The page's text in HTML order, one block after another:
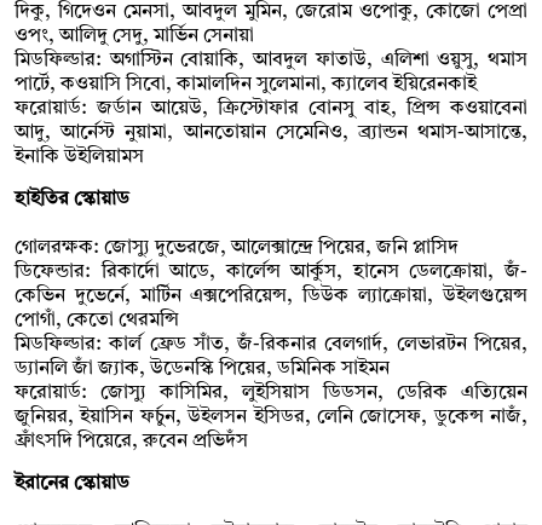
দিকু, গিদেওন মেনসা, আবদুল মুমিন, জেরোম ওপোকু, কোজো পেপ্রা
ওপং, আলিদু সেদু, মার্ভিন সেনায়া
মিডফিল্ডার: অগাস্টিন বোয়াকি, আবদুল ফাতাউ, এলিশা ওয়ুসু, থমাস
পার্টে, কওয়াসি সিবো, কামালদিন সুলেমানা, ক্যালেব ইয়িরেনকাই
ফরোয়ার্ড: জর্ডান আয়েউ, ক্রিস্টোফার বোনসু বাহ, প্রিন্স কওয়াবেনা
আদু, আর্নেস্ট নুয়ামা, আনতোয়ান সেমেনিও, ব্র্যান্ডন থমাস-আসান্তে,
ইনাকি উইলিয়ামস
হাইতির স্কোয়াড
গোলরক্ষক: জোস্যু দুভেরজে, আলেক্সান্দ্রে পিয়ের, জনি প্লাসিদ
ডিফেন্ডার: রিকার্দো আডে, কার্লেন্স আর্কুস, হানেস ডেলক্রোয়া, জঁ-
কেভিন দুভের্নে, মার্টিন এক্সপেরিয়েন্স, ডিউক ল্যাক্রোয়া, উইলগুয়েন্স
পোগাঁ, কেতো থেরমন্সি
মিডফিল্ডার: কার্ল ফ্রেড সাঁত, জঁ-রিকনার বেলগার্দ, লেভারটন পিয়ের,
ড্যানলি জাঁ জ্যাক, উডেনস্কি পিয়ের, ডমিনিক সাইমন
ফরোয়ার্ড: জোস্যু কাসিমির, লুইসিয়াস ডিডসন, ডেরিক এত্যিয়েন
জুনিয়র, ইয়াসিন ফর্চুন, উইলসন ইসিডর, লেনি জোসেফ, ডুকেন্স নাজঁ,
ফ্রাঁৎসদি পিয়েরে, রুবেন প্রভিদঁস
ইরানের স্কোয়াড